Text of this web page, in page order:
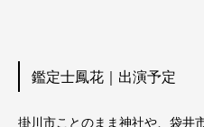
鑑定士鳳花｜出演予定
掛川市ことのまま神社や、袋井